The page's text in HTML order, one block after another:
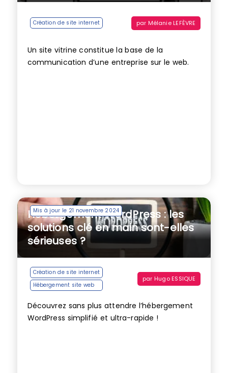
Création de site internet par Mélanie LEFÈVRE
Un site vitrine constitue la base de la
communication d’une entreprise sur le web.
Mis à jour le 21 novembre 2024
Hébergement WordPress : les
solutions clé en main sont-elles
sérieuses ?
Création de site internet
Hébergement site web
par Hugo ESSIQUE
Découvrez sans plus attendre l’hébergement
WordPress simplifié et ultra-rapide !